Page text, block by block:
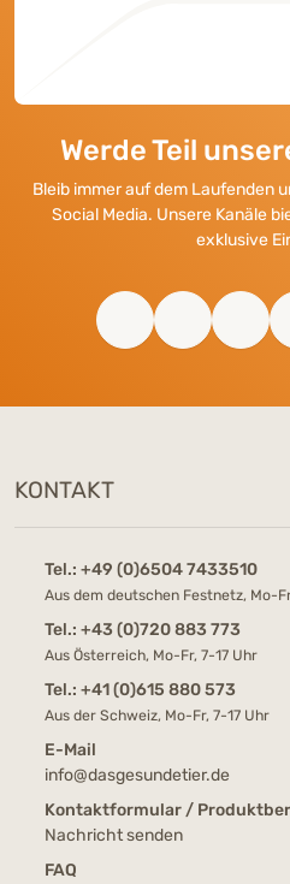
Werde Teil
Bleib immer auf dem Laufenden
Social Media. Unsere Kanäle
exklusive
KONTAKT
Tel.: +49 (0)6504 7433510
Aus dem deutschen Festnetz, Mo-
Tel.: +43 (0)720 883 773
Aus Österreich, Mo-Fr, 7-17 Uhr
Tel.: +41 (0)615 880 573
Aus der Schweiz, Mo-Fr, 7-17 Uhr
E-Mail
info@dasgesundetier.de
Kontaktformular /
Nachricht senden
FAQ